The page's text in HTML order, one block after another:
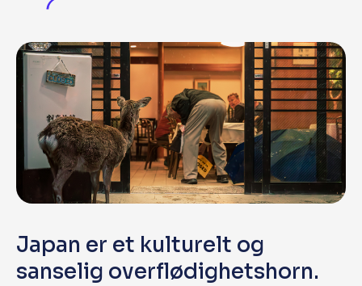
Japan er et kulturelt og
sanselig overflødighetshorn.